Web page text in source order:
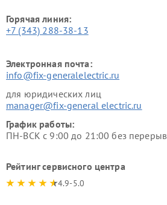
Горячая линия:
+7 (343) 288-38-13
Электронная почта:
info@fix-generalelectric.ru
для юридических лиц
manager@fix-general electric.ru
График работы:
ПН-ВСК с 9:00 до 21:00 без
Рейтинг сервисного центра
4.9-5.0